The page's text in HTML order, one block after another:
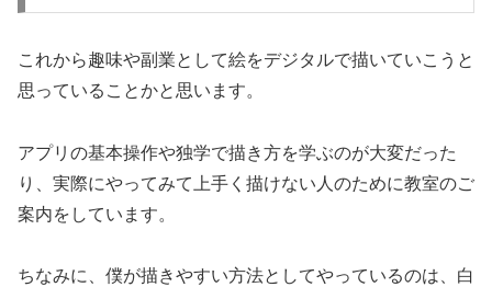
これから趣味や副業として絵をデジタルで描いていこうと
思っていることかと思います。
アプリの基本操作や独学で描き方を学ぶのが大変だった
り、実際にやってみて上手く描けない人のために教室のご
案内をしています。
ちなみに、僕が描きやすい方法としてやっているのは、白